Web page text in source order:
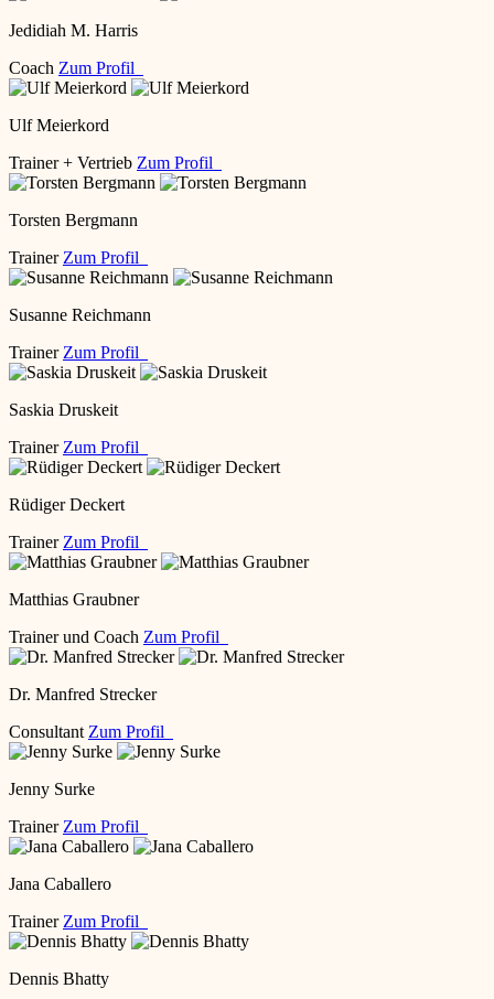
Jedidiah M. Harris
Coach Zum Profil
Ulf Meierkord
Trainer + Vertrieb Zum Profil
Torsten Bergmann
Trainer Zum Profil
Susanne Reichmann
Trainer Zum Profil
Saskia Druskeit
Trainer Zum Profil
Rüdiger Deckert
Trainer Zum Profil
Matthias Graubner
Trainer und Coach Zum Profil
Dr. Manfred Strecker
Consultant Zum Profil
Jenny Surke
Trainer Zum Profil
Jana Caballero
Trainer Zum Profil
Dennis Bhatty